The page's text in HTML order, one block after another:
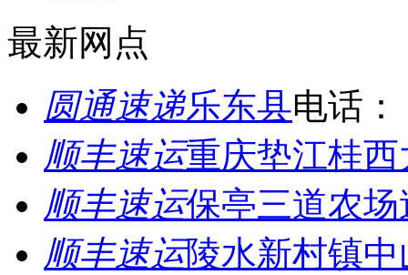
最新网点
圆通速递乐东县电话：
顺丰速运重庆垫江桂
顺丰速运保亭三道农
顺丰速运陵水新村镇